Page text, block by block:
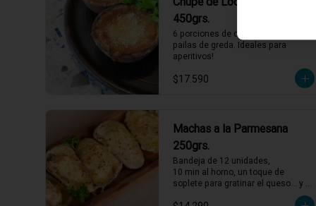
450grs.
6 porciones de chupe de locos en
pailas de greda. Ideales para
aperitivos!
$17.590
Machas a la Parmesana
250grs.
Bandeja de 12 unidades,
10 min al horno, un toque de
soplete para gratinar el queso… y a